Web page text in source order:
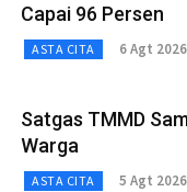
Capai 96 Persen
ASTA CITA 6 Agt 2026
Satgas TMMD
Warga
ASTA CITA 5 Agt 2026